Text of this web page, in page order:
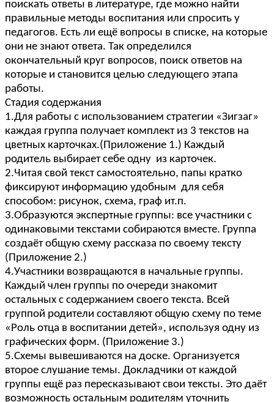
поискать ответы в литературе, где можно найти
правильные методы воспитания или спросить у
педагогов. Есть ли ещё вопросы в списке, на которые
они не знают ответа. Так определился
окончательный круг вопросов, поиск ответов на
которые и становится целью следующего этапа
работы.
Стадия содержания
1.Для работы с использованием стратегии «Зигзаг»
каждая группа получает комплект из 3 текстов на
цветных карточках.(Приложение 1.) Каждый
родитель выбирает себе одну из карточек.
2.Читая свой текст самостоятельно, папы кратко
фиксируют информацию удобным для себя
способом: рисунок, схема, граф ит.п.
3.Образуются экспертные группы: все участники с
одинаковыми текстами собираются вместе. Группа
создаёт общую схему рассказа по своему тексту
(Приложение 2.)
4.Участники возвращаются в начальные группы.
Каждый член группы по очереди знакомит
остальных с содержанием своего текста. Всей
группой родители составляют общую схему по теме
«Роль отца в воспитании детей», используя одну из
графических форм. (Приложение 3.)
5.Схемы вывешиваются на доске. Организуется
второе слушание темы. Докладчики от каждой
группы ещё раз пересказывают свои тексты. Это даёт
возможность остальным родителям уточнить